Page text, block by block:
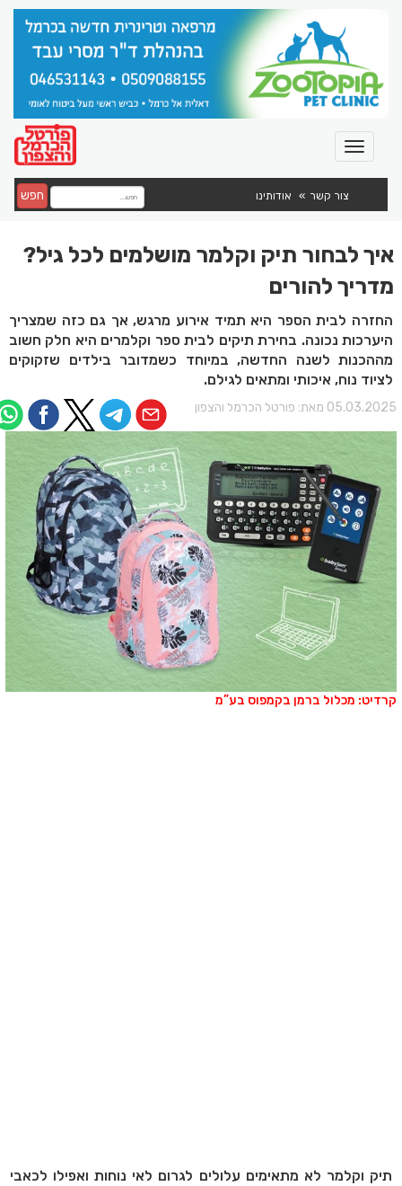
צור קשר אודותינו חפש
איך לבחור תיק וקלמר מושלמים לכל גיל?
מדריך להורים
החזרה לבית הספר היא תמיד אירוע מרגש, אך גם כזה שמצריך
היערכות נכונה. בחירת תיקים לבית ספר וקלמרים היא חלק חשוב
מההכנות לשנה החדשה, במיוחד כשמדובר בילדים שזקוקים
לציוד נוח, איכותי ומתאים לגילם.
מאת: פורטל הכרמל והצפון
מכלול ברמן בקמפוס בע”מ
תיק וקלמר לא מתאימים עלולים לגרום לאי נוחות ואפילו לכאבי